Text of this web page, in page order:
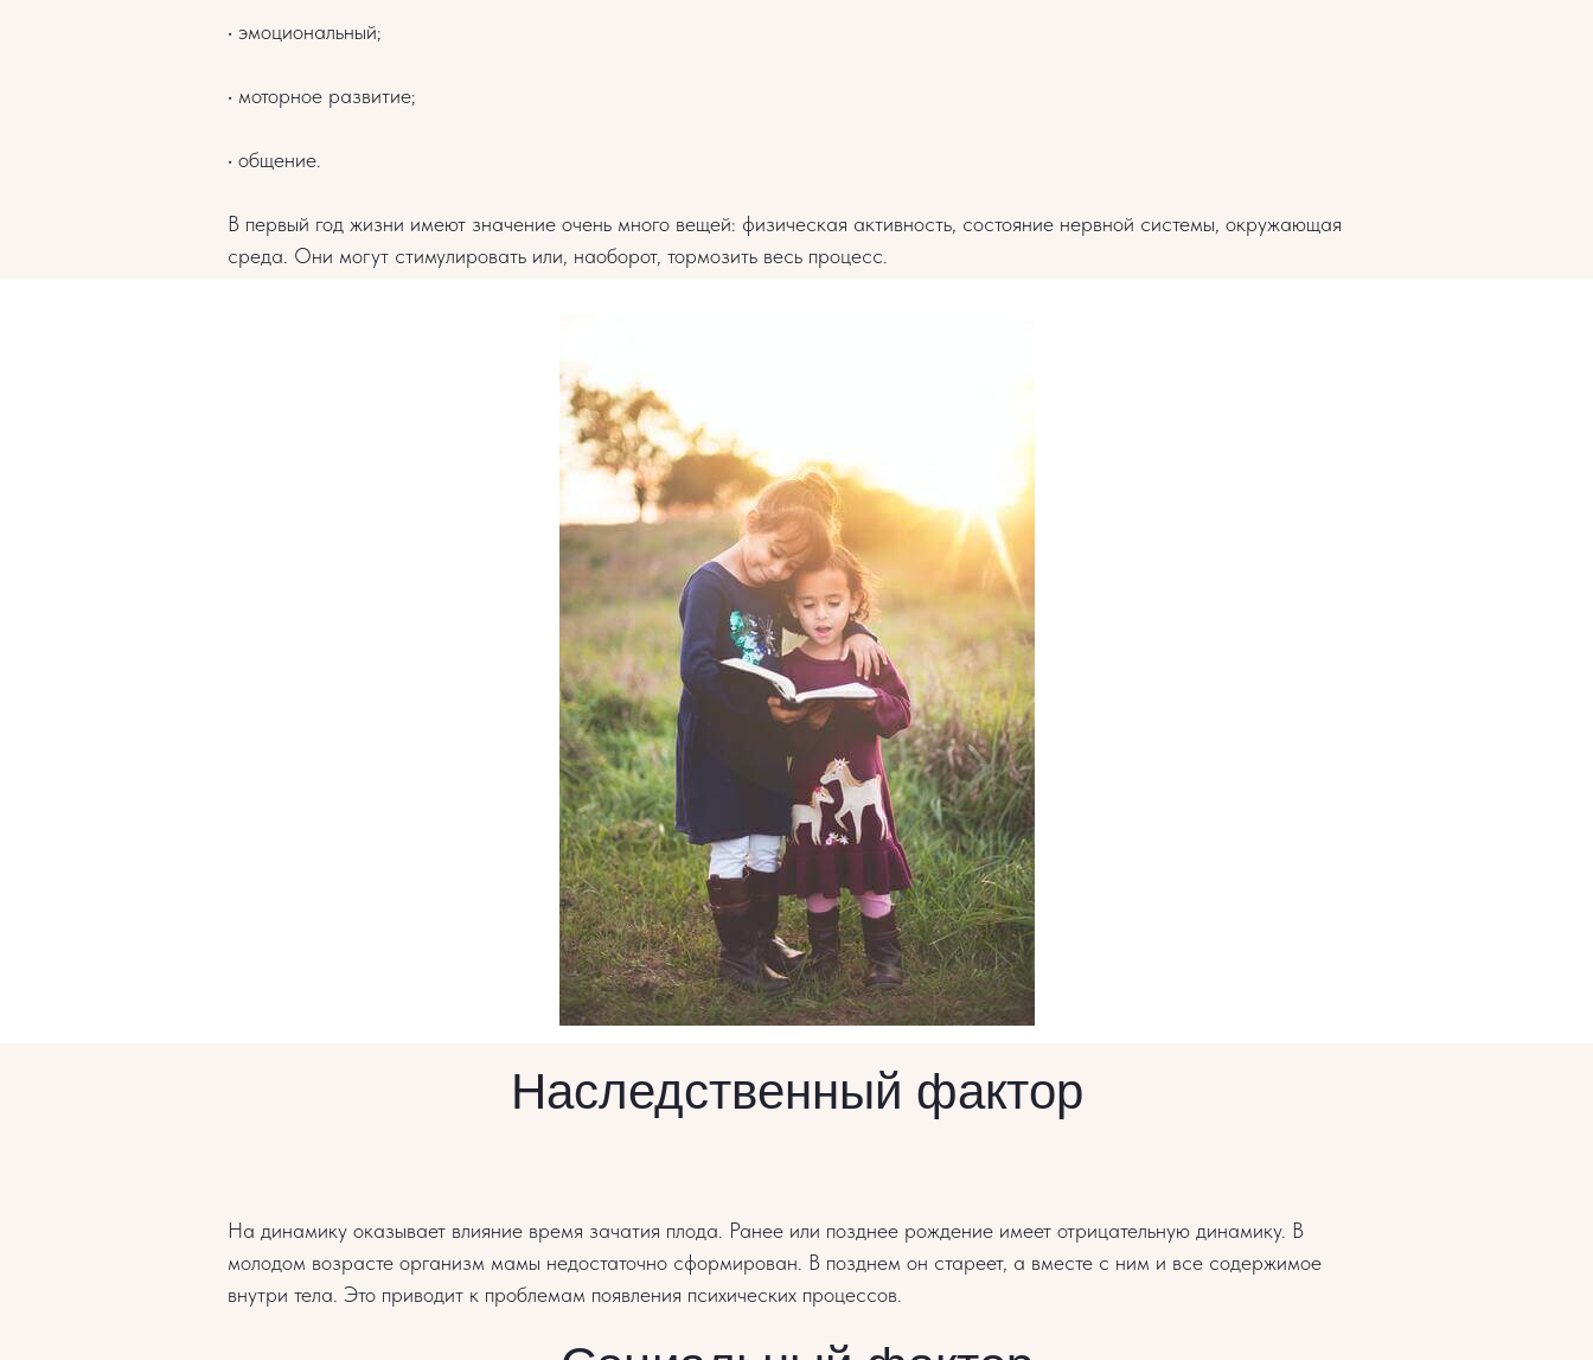
• эмоциональный;
• моторное развитие;
• общение.
В первый год жизни имеют значение очень много вещей: физическая активность, состояние нервной системы, окружающая
среда. Они могут стимулировать или, наоборот, тормозить весь процесс.
Наследственный фактор
На динамику оказывает влияние время зачатия плода. Ранее или позднее рождение имеет отрицательную динамику. В
молодом возрасте организм мамы недостаточно сформирован. В позднем он стареет, а вместе с ним и все содержимое
внутри тела. Это приводит к проблемам появления психических процессов.